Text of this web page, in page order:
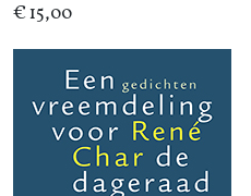
€ 15,00